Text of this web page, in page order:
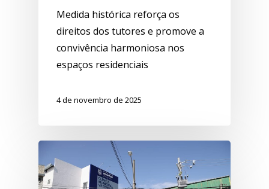
Medida histórica reforça os
direitos dos tutores e promove a
convivência harmoniosa nos
espaços residenciais
4 de novembro de 2025